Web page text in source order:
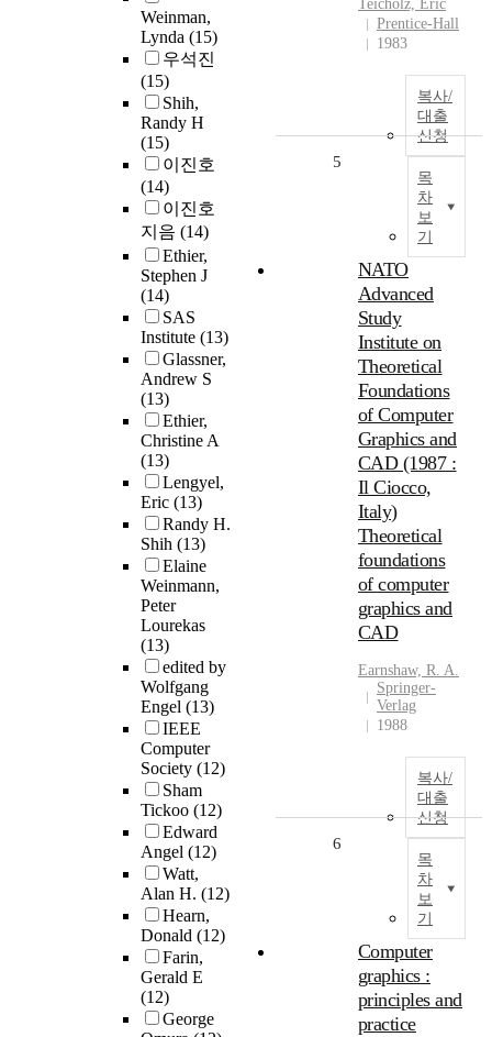
Weinman,
Lynda (15)
우석진
(15)
Shih,
Randy H
(15)
이진호
(14)
이진호
지음 (14)
Ethier,
Stephen J
(14)
SAS
Institute (13)
Glassner,
Andrew S
(13)
Ethier,
Christine A
(13)
Lengyel,
Eric (13)
Randy H.
Shih (13)
Elaine
Weinmann,
Peter
Lourekas
(13)
edited by
Wolfgang
Engel (13)
IEEE
Computer
Society (12)
Sham
Tickoo (12)
Edward
Angel (12)
Watt,
Alan H. (12)
Hearn,
Donald (12)
Farin,
Gerald E
(12)
George
Teicholz, Eric
Prentice-Hall
1983
복사/
대출
신청
목
차
보
기
5
NATO
Advanced
Study
Institute on
Theoretical
Foundations
of Computer
Graphics and
CAD (1987 :
Il Ciocco,
Italy)
Theoretical
foundations
of computer
graphics and
CAD
Earnshaw, R. A.
Springer-
Verlag
1988
복사/
대출
신청
목
차
보
기
6
Computer
graphics :
principles and
practice